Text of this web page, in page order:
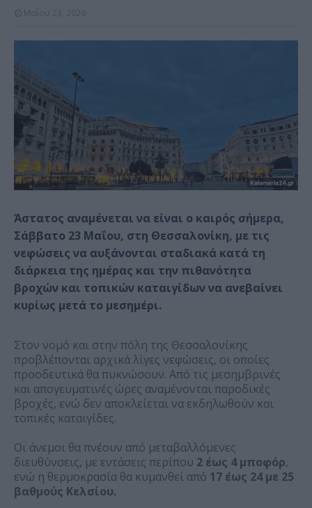
Άστατος αναμένεται να είναι ο καιρός σήμερα,
Σάββατο 23 Μαΐου, στη Θεσσαλονίκη, με τις
νεφώσεις να αυξάνονται σταδιακά κατά τη
διάρκεια της ημέρας και την πιθανότητα
βροχών και τοπικών καταιγίδων να ανεβαίνει
κυρίως μετά το μεσημέρι.
Στον νομό και στην πόλη της Θεσσαλονίκης
προβλέπονται αρχικά λίγες νεφώσεις, οι οποίες
προοδευτικά θα πυκνώσουν. Από τις μεσημβρινές
και απογευματινές ώρες αναμένονται παροδικές
βροχές, ενώ δεν αποκλείεται να εκδηλωθούν και
τοπικές καταιγίδες.
Οι άνεμοι θα πνέουν από μεταβαλλόμενες
διευθύνσεις, με εντάσεις περίπου 2 έως 4 μποφόρ,
ενώ η θερμοκρασία θα κυμανθεί από 17 έως 24 με 25
βαθμούς Κελσίου.